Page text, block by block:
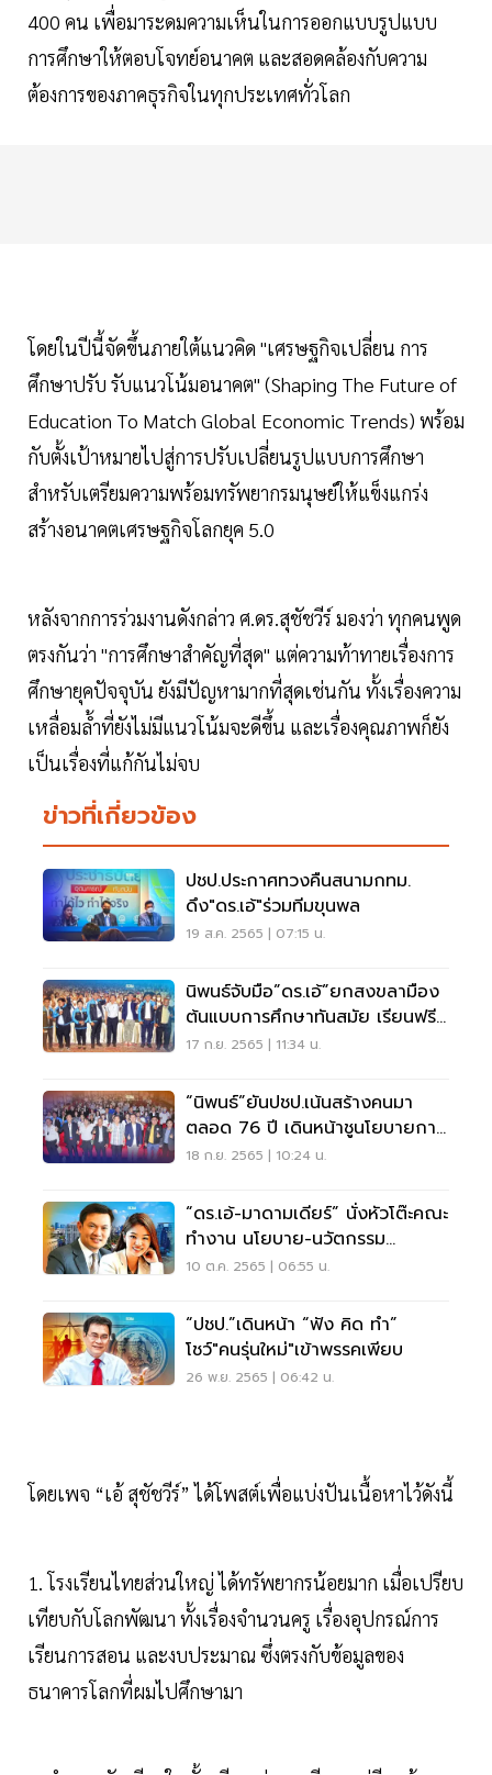
400 คน เพื่อมาระดมความเห็นในการออกแบบรูปแบบ
การศึกษาให้ตอบโจทย์อนาคต และสอดคล้องกับความ
ต้องการของภาคธุรกิจในทุกประเทศทั่วโลก
โดยในปีนี้จัดขึ้นภายใต้แนวคิด "เศรษฐกิจเปลี่ยน การ
ศึกษาปรับ รับแนวโน้มอนาคต" (Shaping The Future of
Education To Match Global Economic Trends) พร้อม
กับตั้งเป้าหมายไปสู่การปรับเปลี่ยนรูปแบบการศึกษา
สำหรับเตรียมความพร้อมทรัพยากรมนุษย์ให้แข็งแกร่ง
สร้างอนาคตเศรษฐกิจโลกยุค 5.0
หลังจากการร่วมงานดังกล่าว ศ.ดร.สุชัชวีร์ มองว่า ทุกคนพูด
ตรงกันว่า "การศึกษาสำคัญที่สุด" แต่ความท้าทายเรื่องการ
ศึกษายุคปัจจุบัน ยังมีปัญหามากที่สุดเช่นกัน ทั้งเรื่องความ
เหลื่อมล้ำที่ยังไม่มีแนวโน้มจะดีขึ้น และเรื่องคุณภาพก็ยัง
เป็นเรื่องที่แก้กันไม่จบ
ข่าวที่เกี่ยวข้อง
ปชป.ประกาศทวงคืนสนามกทม.
ดึง"ดร.เอ้"ร่วมทีมขุนพล
19 ส.ค. 2565 | 07:15 น.
นิพนธ์จับมือ”ดร.เอ้”ยกสงขลามือง
ต้นแบบการศึกษาทันสมัย เรียนฟรี
รักษาฟรี
17 ก.ย. 2565 | 11:34 น.
“นิพนธ์”ยันปชป.เน้นสร้างคนมา
ตลอด 76 ปี เดินหน้าชูนโยบายการ
ศึกษาทันสมัย
18 ก.ย. 2565 | 10:24 น.
“ดร.เอ้-มาดามเดียร์” นั่งหัวโต๊ะคณะ
ทำงาน นโยบาย-นวัตกรรม
ปชป.กทม.
10 ต.ค. 2565 | 06:55 น.
“ปชป.”เดินหน้า “ฟัง คิด ทำ”
โชว์"คนรุ่นใหม่"เข้าพรรคเพียบ
26 พ.ย. 2565 | 06:42 น.
โดยเพจ “เอ้ สุชัชวีร์” ได้โพสต์เพื่อแบ่งปันเนื้อหาไว้ดังนี้
1. โรงเรียนไทยส่วนใหญ่ ได้ทรัพยากรน้อยมาก เมื่อเปรียบ
เทียบกับโลกพัฒนา ทั้งเรื่องจำนวนครู เรื่องอุปกรณ์การ
เรียนการสอน และงบประมาณ ซึ่งตรงกับข้อมูลของ
ธนาคารโลกที่ผมไปศึกษามา